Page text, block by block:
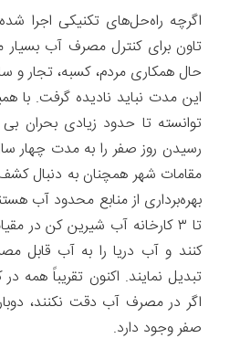
اگرچه راه‌حل‌های تکنیکی اجرا
تاون برای کنترل مصرف آب بسیار
حال همکاری مردم، کسبه، تجار و
این مدت نباید نادیده گرفت. با
توانسته تا حدود زیادی بحران بی
رسیدن روز صفر را به مدت چهار
مقامات شهر همچنان به دنبال
بهره‌برداری از منابع محدود آب
تا ۳ کارخانه آب شیرین کن در
کنند و آب دریا را به آب قابل
تبدیل نمایند. اکنون تقریباً همه
اگر در مصرف آب دقت نکنند،
صفر وجود دارد.